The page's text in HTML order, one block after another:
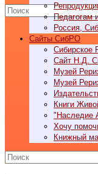
Педагогам
Россия,
Cайты СибРО
Сибирское
Сайт Н.Д.
Музей
Музей
Книги
"Наследие
Хочу
Книжный